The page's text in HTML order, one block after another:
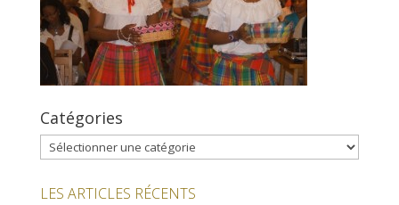
Catégories
Catégories
LES ARTICLES RÉCENTS